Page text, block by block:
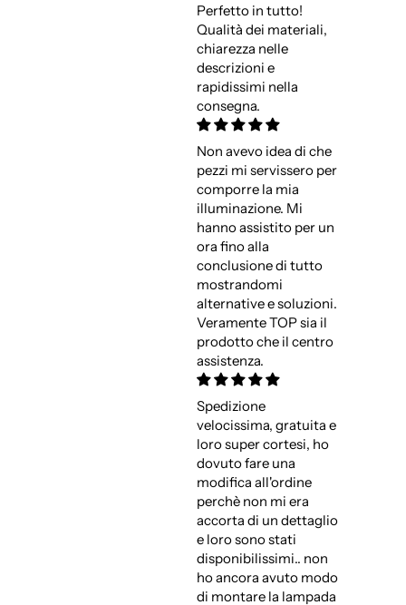
Perfetto in tutto!
Qualità dei materiali,
chiarezza nelle
descrizioni e
rapidissimi nella
consegna.
Non avevo idea di che
pezzi mi servissero per
comporre la mia
illuminazione. Mi
hanno assistito per un
ora fino alla
conclusione di tutto
mostrandomi
alternative e soluzioni.
Veramente TOP sia il
prodotto che il centro
assistenza.
Spedizione
velocissima, gratuita e
loro super cortesi, ho
dovuto fare una
modifica all'ordine
perchè non mi era
accorta di un dettaglio
e loro sono stati
disponibilissimi.. non
ho ancora avuto modo
di montare la lampada